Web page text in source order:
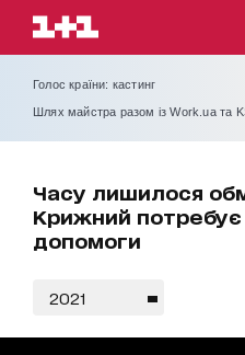
Голос країни: кастинг
Шлях майстра разом із Work.ua та
Часу лишилося
Крижний потребує
допомоги
2021